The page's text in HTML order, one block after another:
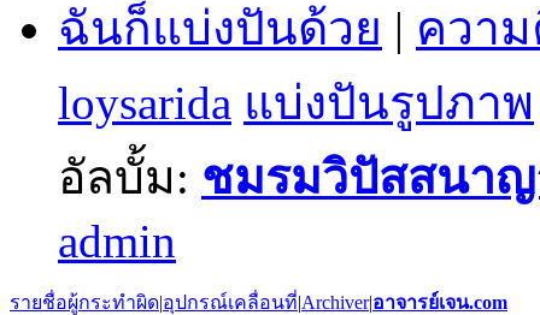
ฉันก็แบ่งปันด้วย | ควา
loysarida แบ่งปันรูปภาพ
อัลบั้ม: ชมรมวิปัสสนา
admin
รายชื่อผู้กระทำผิด|อุปกรณ์เคลื่อนที่|Archiver|อาจารย์เจน.com